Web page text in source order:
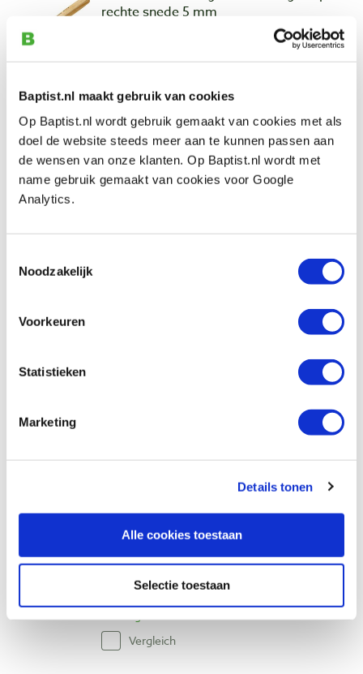
Baptist.nl maakt gebruik van cookies
Op Baptist.nl wordt gebruik gemaakt van cookies met als
doel de website steeds meer aan te kunnen passen aan
de wensen van onze klanten. Op Baptist.nl wordt met
name gebruik gemaakt van cookies voor Google
Analytics.
Noodzakelijk
Voorkeuren
Statistieken
Marketing
Details tonen
Alle cookies toestaan
Selectie toestaan
rechte snede 5 mm
€ 23,10 inkl. MwSt
Auf Lager
Vergleich
Pfeil D 1-8 rechte guts, dubbel geslepen
Flexcut PW11 Gold wetpastakrijt
Produktnummer: 21730
€ 11,90 ohne MwSt
Vergleich